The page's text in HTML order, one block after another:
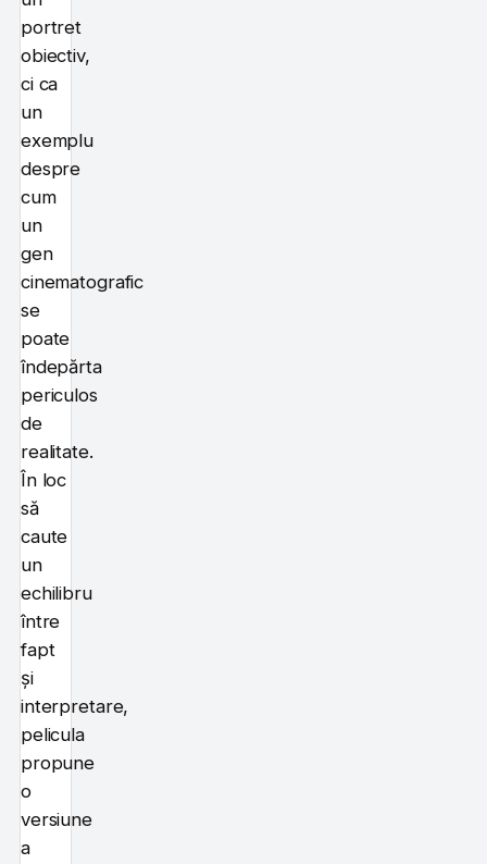
portret
obiectiv,
ci ca
un
exemplu
despre
cum
un
gen
cinematografic
se
poate
îndepărta
periculos
de
realitate.
În loc
să
caute
un
echilibru
între
fapt
și
interpretare,
pelicula
propune
o
versiune
a